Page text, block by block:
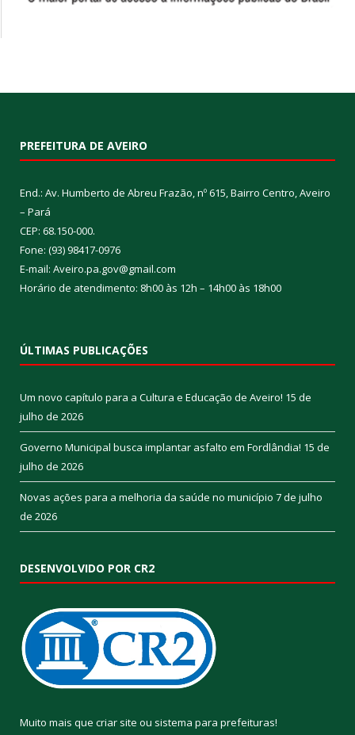
PREFEITURA DE AVEIRO
End.: Av. Humberto de Abreu Frazão, nº 615, Bairro Centro, Aveiro
– Pará
CEP: 68.150-000.
Fone: (93) 98417-0976
E-mail: Aveiro.pa.gov@gmail.com
Horário de atendimento: 8h00 às 12h – 14h00 às 18h00
ÚLTIMAS PUBLICAÇÕES
Um novo capítulo para a Cultura e Educação de Aveiro! 15 de
julho de 2026
Governo Municipal busca implantar asfalto em Fordlândia! 15 de
julho de 2026
Novas ações para a melhoria da saúde no município 7 de julho
de 2026
DESENVOLVIDO POR CR2
Muito mais que criar site ou sistema para prefeituras!